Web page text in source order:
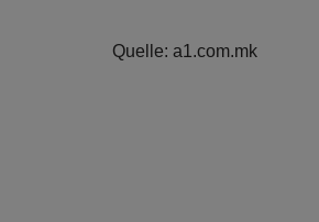
Quelle: a1.com.mk